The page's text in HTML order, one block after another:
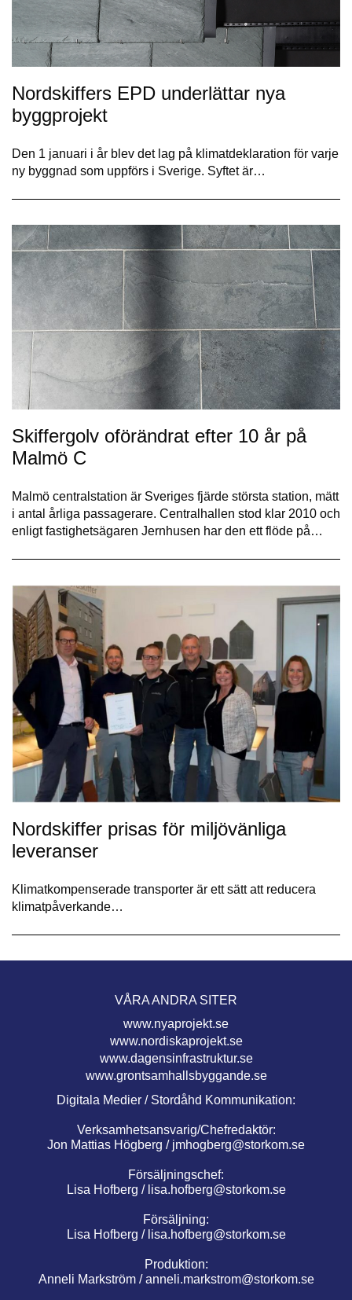
Nordskiffers EPD underlättar nya
byggprojekt
Den 1 januari i år blev det lag på klimatdeklaration för varje
ny byggnad som uppförs i Sverige. Syftet är…
Skiffergolv oförändrat efter 10 år på
Malmö C
Malmö centralstation är Sveriges fjärde största station, mätt
i antal årliga passagerare. Centralhallen stod klar 2010 och
enligt fastighetsägaren Jernhusen har den ett flöde på…
Nordskiffer prisas för miljövänliga
leveranser
Klimatkompenserade transporter är ett sätt att reducera
klimatpåverkande…
VÅRA ANDRA SITER
www.nyaprojekt.se
www.nordiskaprojekt.se
www.dagensinfrastruktur.se
www.grontsamhallsbyggande.se
Digitala Medier / Stordåhd Kommunikation:
Verksamhetsansvarig/Chefredaktör:
Jon Mattias Högberg / jmhogberg@storkom.se
Försäljningschef:
Lisa Hofberg / lisa.hofberg@storkom.se
Försäljning:
Lisa Hofberg / lisa.hofberg@storkom.se
Produktion:
Anneli Markström /anneli.markstrom@storkom.se